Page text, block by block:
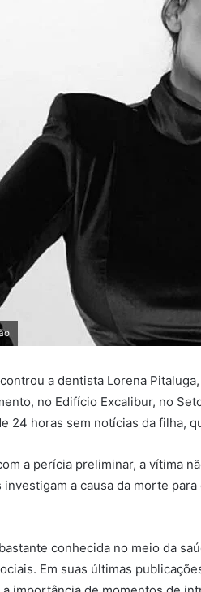
a dentista Lorena
no Edifício Excalibur, no
24 horas sem notícias da filha,
a perícia preliminar, a vítima
investigam a causa da morte
conhecida no meio da
Em suas últimas